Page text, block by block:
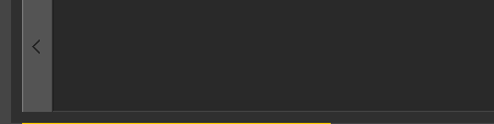
1960-ые